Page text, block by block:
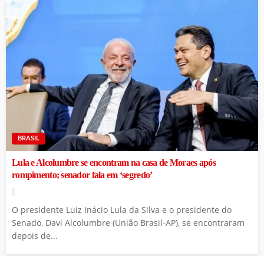
BRASIL
Lula e Alcolumbre se encontram na casa de Moraes após
rompimento; senador fala em ‘segredo’
O presidente Luiz Inácio Lula da Silva e o presidente do
Senado, Davi Alcolumbre (União Brasil-AP), se encontraram
depois de...